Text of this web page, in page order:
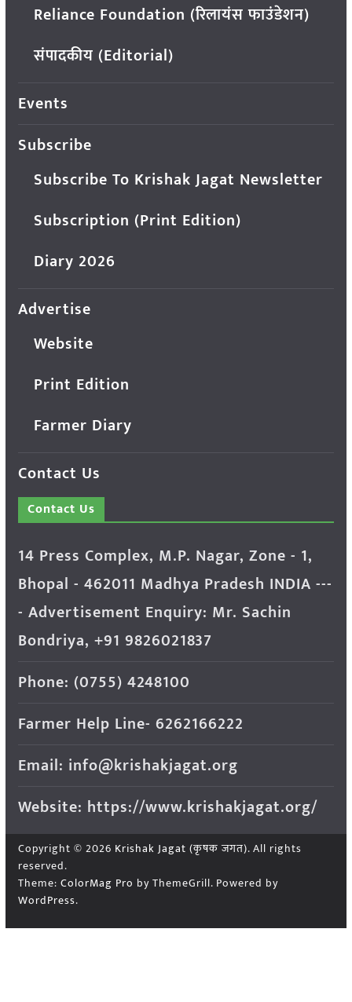
Reliance Foundation (रिलायंस फाउंडेशन)
संपादकीय (Editorial)
Events
Subscribe
Subscribe To Krishak Jagat Newsletter
Subscription (Print Edition)
Diary 2026
Advertise
Website
Print Edition
Farmer Diary
Contact Us
Contact Us
14 Press Complex, M.P. Nagar, Zone - 1,
Bhopal - 462011 Madhya Pradesh INDIA ---
- Advertisement Enquiry: Mr. Sachin
Bondriya, +91 9826021837
Phone: (0755) 4248100
Farmer Help Line- 6262166222
Email: info@krishakjagat.org
Website: https://www.krishakjagat.org/
Copyright © 2026 Krishak Jagat (कृषक जगत). All rights
reserved.
Theme: ColorMag Pro by ThemeGrill. Powered by
WordPress.